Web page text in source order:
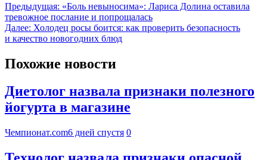
Предыдущая: «Боль невыносима»: Лариса Долина оставила
тревожное послание и попрощалась
Далее: Холодец росы боится: как проверить безопасность
и качество новогодних блюд
Похожие новости
Диетолог назвала признаки полезного
йогурта в магазине
Чемпионат.com6 дней спустя 0